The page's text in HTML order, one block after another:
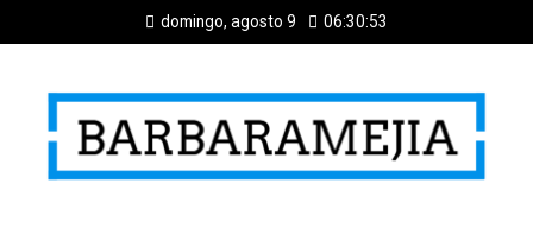
domingo, agosto 9 06:30:53